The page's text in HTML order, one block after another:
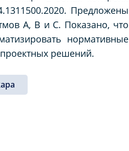
Предложены
А, В и С. Показано, что
нормативные
решений.